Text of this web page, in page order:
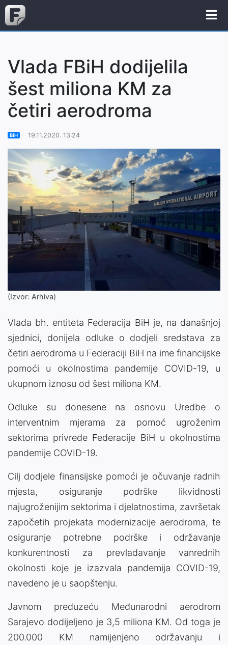
Vlada FBiH dodijelila
šest miliona KM za
četiri aerodroma
BiH 19.11.2020. 13:24
(Izvor: Arhiva)
Vlada bh. entiteta Federacija BiH je, na današnjoj
sjednici, donijela odluke o dodjeli sredstava za
četiri aerodroma u Federaciji BiH na ime financijske
pomoći u okolnostima pandemije COVID-19, u
ukupnom iznosu od šest miliona KM.
Odluke su donesene na osnovu Uredbe o
interventnim mjerama za pomoć ugroženim
sektorima privrede Federacije BiH u okolnostima
pandemije COVID-19.
Cilj dodjele finansijske pomoći je očuvanje radnih
mjesta, osiguranje podrške likvidnosti
najugroženijim sektorima i djelatnostima, završetak
započetih projekata modernizacije aerodroma, te
osiguranje potrebne podrške i održavanje
konkurentnosti za prevladavanje vanrednih
okolnosti koje je izazvala pandemija COVID-19,
navedeno je u saopštenju.
Javnom preduzeću Međunarodni aerodrom
Sarajevo dodijeljeno je 3,5 miliona KM. Od toga je
200.000 KM namijenjeno održavanju i